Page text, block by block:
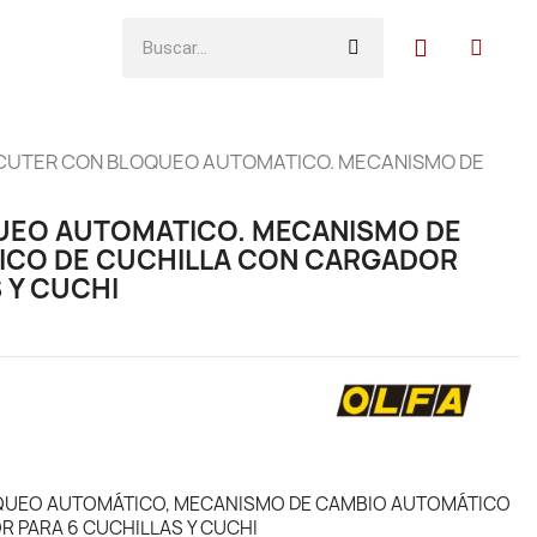
CON BLOQUEO AUTOMATICO. MECANISMO DE
AUTOMATICO. MECANISMO DE
DE CUCHILLA CON CARGADOR
CUCHI
AUTOMÁTICO, MECANISMO DE CAMBIO AUTOMÁTICO
PARA 6 CUCHILLAS Y CUCHI